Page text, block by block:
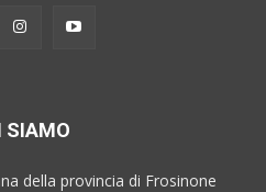
SIAMO
della provincia di Frosinone